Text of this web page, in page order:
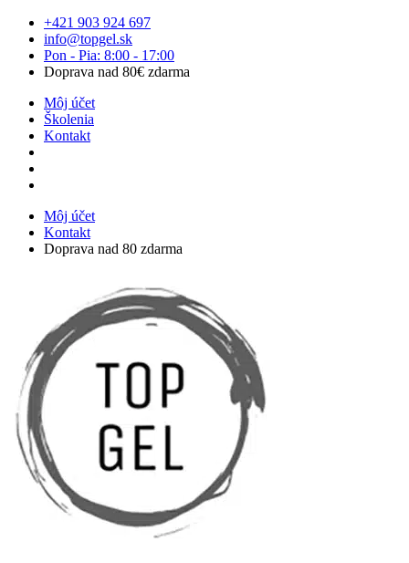
Preskočiť
obsah
+421 903 924 697
info@topgel.sk
Pon - Pia: 8:00 - 17:00
Doprava nad 80€ zdarma
Môj účet
Školenia
Kontakt
Môj účet
Kontakt
Doprava nad 80 zdarma